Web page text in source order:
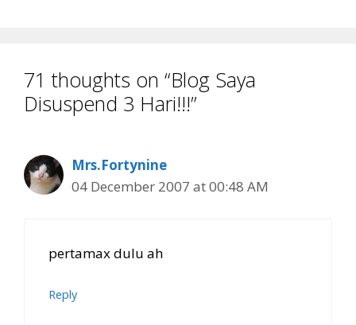
71 thoughts on “Blog Saya
Disuspend 3 Hari!!!”
Mrs.Fortynine
04 December 2007 at 00:48 AM
pertamax dulu ah
Reply